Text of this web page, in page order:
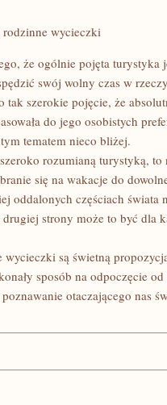
rodzinne wycieczki
że ogólnie pojęta turystyka
swój wolny czas w
tak szerokie pojęcie, że
do jego osobistych
tematem nieco bliżej.
rozumianą turystyką,
się na wakacje do
oddalonych częściach świata
strony może to być dla
wycieczki są świetną
sposób na odpoczęcie
otaczającego nas